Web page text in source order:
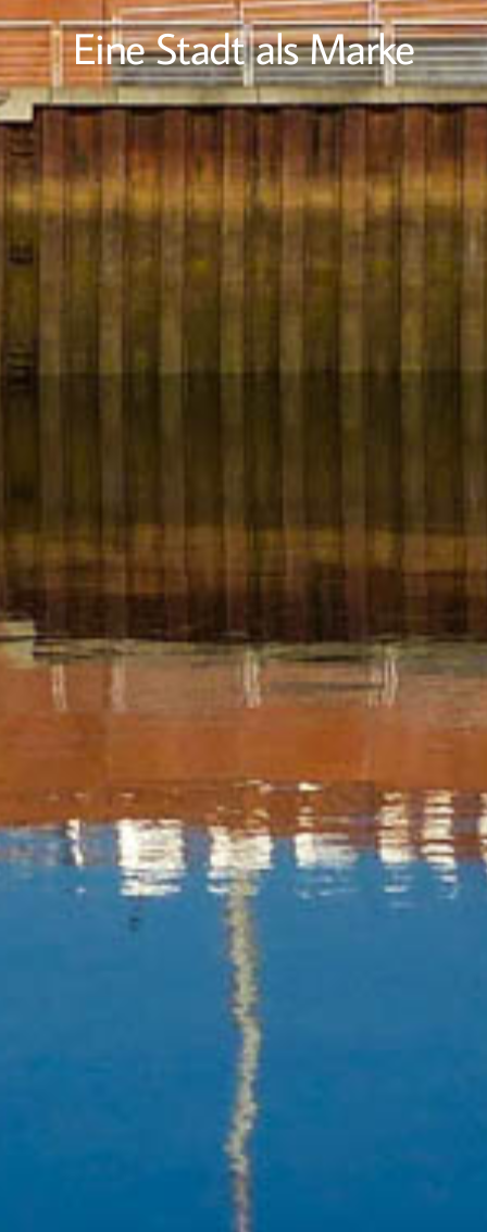
Eine Stadt als Marke